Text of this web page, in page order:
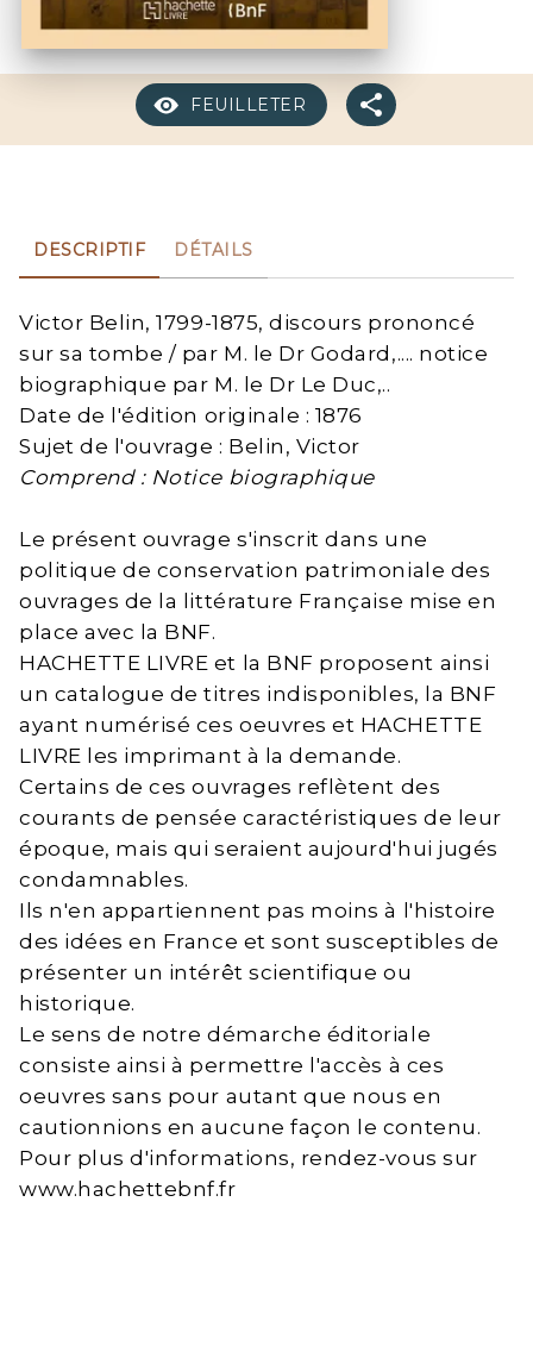
FEUILLETER
DESCRIPTIF DÉTAILS
Victor Belin, 1799-1875, discours prononcé
sur sa tombe / par M. le Dr Godard,.... notice
biographique par M. le Dr Le Duc,..
Date de l'édition originale : 1876
Sujet de l'ouvrage : Belin, Victor
Comprend : Notice biographique
Le présent ouvrage s'inscrit dans une
politique de conservation patrimoniale des
ouvrages de la littérature Française mise en
place avec la BNF.
HACHETTE LIVRE et la BNF proposent ainsi
un catalogue de titres indisponibles, la BNF
ayant numérisé ces oeuvres et HACHETTE
LIVRE les imprimant à la demande.
Certains de ces ouvrages reflètent des
courants de pensée caractéristiques de leur
époque, mais qui seraient aujourd'hui jugés
condamnables.
Ils n'en appartiennent pas moins à l'histoire
des idées en France et sont susceptibles de
présenter un intérêt scientifique ou
historique.
Le sens de notre démarche éditoriale
consiste ainsi à permettre l'accès à ces
oeuvres sans pour autant que nous en
cautionnions en aucune façon le contenu.
Pour plus d'informations, rendez-vous sur
www.hachettebnf.fr